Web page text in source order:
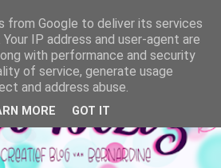
from Google to deliver its services
IP address and user-agent are
with performance and security
of service, generate usage
and address abuse.
MORE GOT IT